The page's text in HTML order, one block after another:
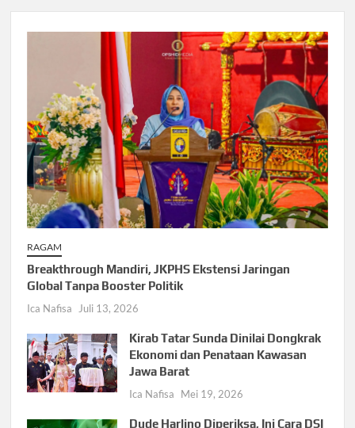
RAGAM
Breakthrough Mandiri, JKPHS Ekstensi Jaringan
Global Tanpa Booster Politik
Ica Nafisa Juli 13, 2026
Kirab Tatar Sunda Dinilai Dongkrak
Ekonomi dan Penataan Kawasan
Jawa Barat
Ica Nafisa Mei 19, 2026
Dude Harlino Diperiksa, Ini Cara DSI